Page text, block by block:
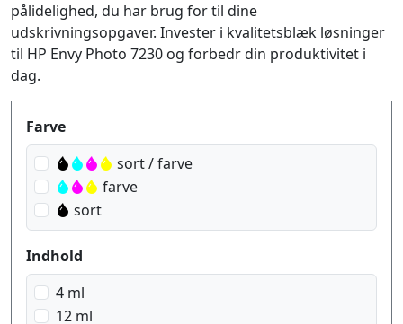
pålidelighed, du har brug for til dine
udskrivningsopgaver. Invester i kvalitetsblæk løsninger
til HP Envy Photo 7230 og forbedr din produktivitet i
dag.
Produktfilter
Farve
sort / farve
farve
sort
Indhold
4 ml
12 ml